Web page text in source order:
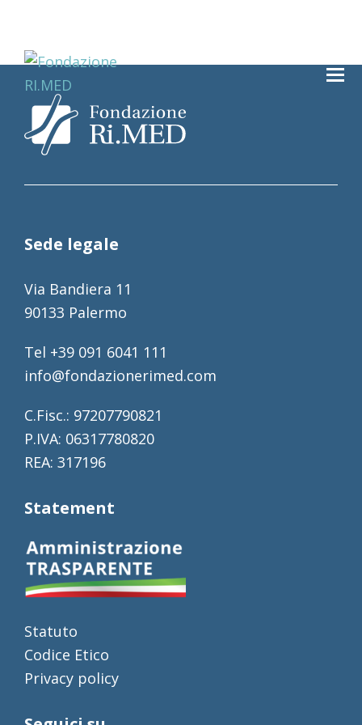
Sede legale
Via Bandiera 11
90133 Palermo
Tel +39 091 6041 111
info@fondazionerimed.com
C.Fisc.: 97207790821
P.IVA: 06317780820
REA: 317196
Statement
Statuto
Codice Etico
Privacy policy